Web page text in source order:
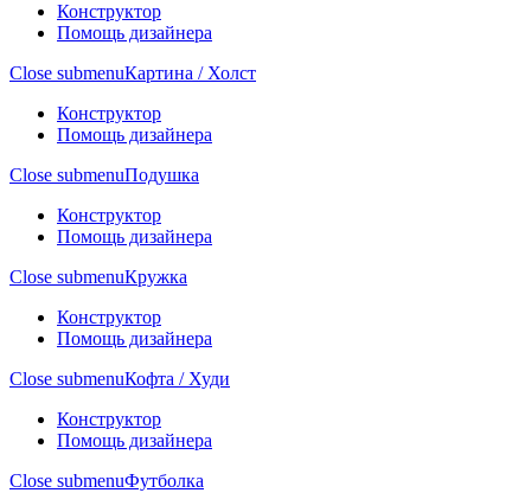
Конструктор
Помощь дизайнера
Close submenuКартина / Холст
Конструктор
Помощь дизайнера
Close submenuПодушка
Конструктор
Помощь дизайнера
Close submenuКружка
Конструктор
Помощь дизайнера
Close submenuКофта / Худи
Конструктор
Помощь дизайнера
Close submenuФутболка